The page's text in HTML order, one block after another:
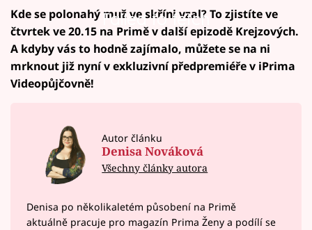
Failed to fetch
Kde se polonahý muž ve skříni vzal? To zjistíte ve
čtvrtek ve 20.15 na Primě v další epizodě Krejzových.
A kdyby vás to hodně zajímalo, můžete se na ni
mrknout již nyní v exkluzivní předpremiéře v iPrima
Videopůjčovně!
Autor článku
Denisa Nováková
Všechny články autora
Denisa po několikaletém působení na Primě
aktuálně pracuje pro magazín Prima Ženy a podílí se